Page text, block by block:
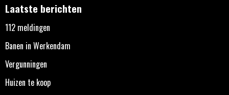
Laatste berichten
112 meldingen
Banen in Werkendam
Vergunningen
Huizen te koop